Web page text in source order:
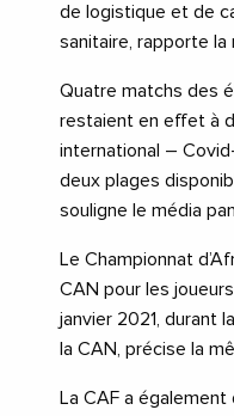
de logistique et de
sanitaire, rapporte la
Quatre matchs des
restaient en effet à
international –
deux plages
souligne le média
Le Championnat
CAN pour les
janvier 2021, durant
la CAN, précise la
La CAF a également